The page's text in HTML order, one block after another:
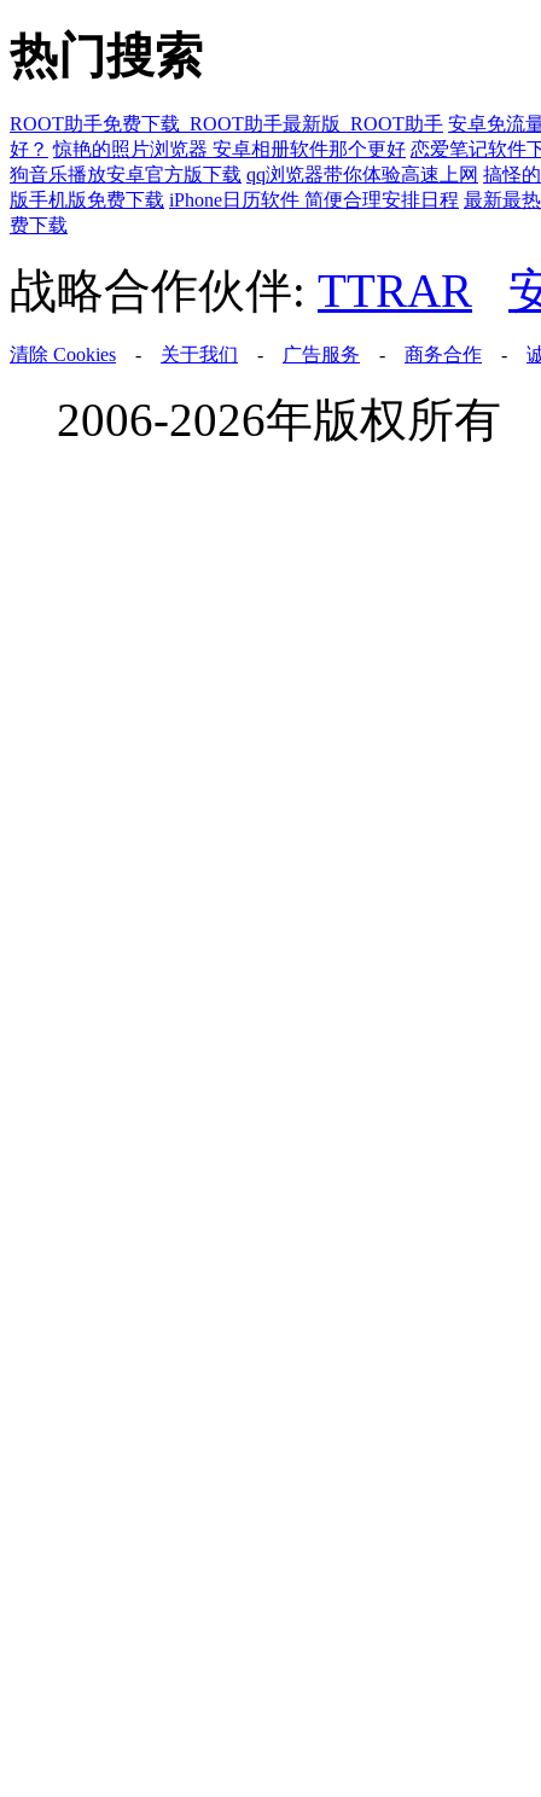
热门搜索
ROOT助手免费下载_ROOT助手最新版_ROOT助手 安卓免流
好？ 惊艳的照片浏览器 安卓相册软件那个更好 恋爱笔记软件
狗音乐播放安卓官方版下载 qq浏览器带你体验高速上网 搞怪
版手机版免费下载 iPhone日历软件 简便合理安排日程 最新最
费下载
战略合作伙伴: TTRAR
清除 Cookies - 关于我们 - 广告服务 - 商务合作 -
2006-2026年版权所有